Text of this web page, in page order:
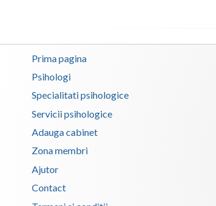
Prima pagina
Psihologi
Specialitati psihologice
Servicii psihologice
Adauga cabinet
Zona membri
Ajutor
Contact